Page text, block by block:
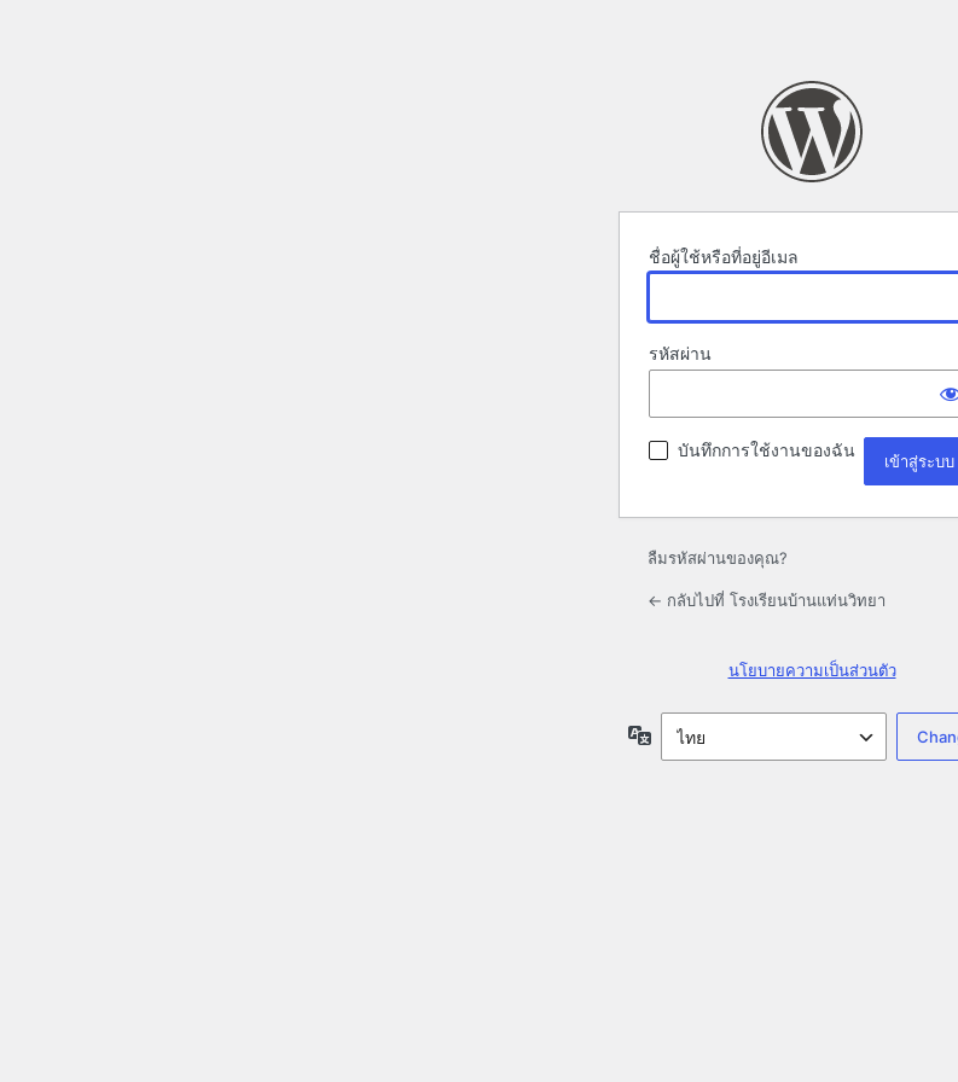
ชื่อผู้ใช้หรือที่อยู่อีเมล
รหัสผ่าน
บันทึกการใช้งานของฉัน
ลืมรหัสผ่านของคุณ?
← กลับไปที่ โรงเรียนบ้านแท่นวิทยา
นโยบายความเป็นส่วนตัว
ภาษา